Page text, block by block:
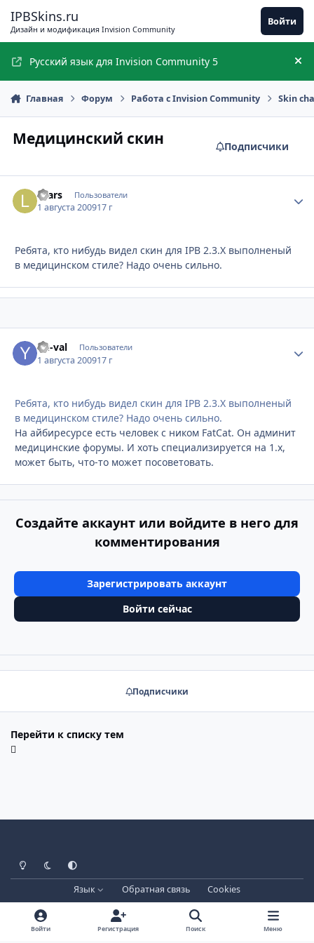
IPBSkins.ru
Дизайн и модификация Invision Community
Войти
Русский язык для Invision Community 5
Главная Форум Работа с Invision Community Skin
Медицинский скин Подписчики
Lcars Пользователи
1 августа 200917 г
Ребята, кто нибудь видел скин для IPB 2.3.Х выполненый
в медицинском стиле? Надо очень сильно.
Yu-val Пользователи
1 августа 200917 г
Ребята, кто нибудь видел скин для IPB 2.3.Х выполненый
в медицинском стиле? Надо очень сильно.
На айбиресурсе есть человек с ником FatCat. Он админит
медицинские форумы. И хоть специализируется на 1.х,
может быть, что-то может посоветовать.
Создайте аккаунт или войдите в него для
комментирования
Зарегистрировать аккаунт
Войти сейчас
Подписчики
Перейти к списку тем
Светлый режим
Тёмный режим
Системные настройки
Язык Обратная связь
Cookies
Лицензия зарегистрирована на IPBSkins.ru
Powered by
Invision Community
Войти Регистрация Поиск Меню